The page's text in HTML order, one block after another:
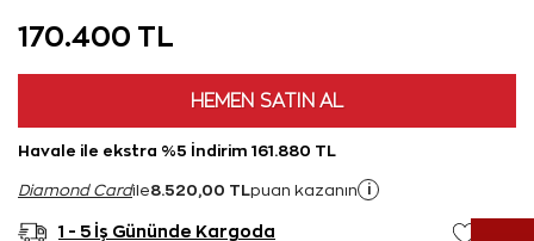
170.400 TL
HEMEN SATIN AL
Havale ile ekstra %5 İndirim 161.880 TL
Diamond Cardile8.520,00 TL puan kazanın i
1 - 5 İş Gününde Kargoda